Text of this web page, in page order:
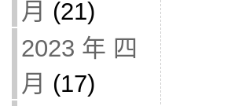
月 (21)
2023 年 四
月 (17)